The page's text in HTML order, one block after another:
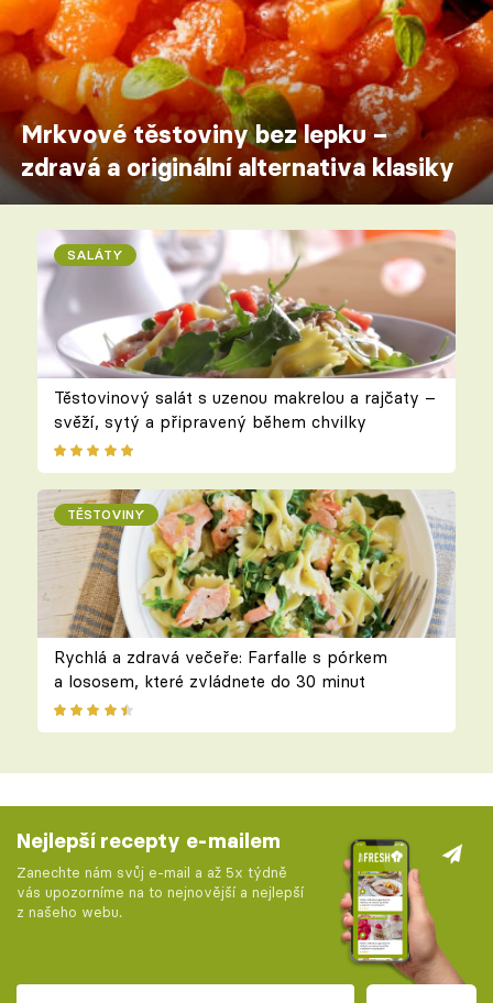
Mrkvové těstoviny bez lepku –
zdravá a originální alternativa klasiky
SALÁTY
Těstovinový salát s uzenou makrelou a rajčaty –
svěží, sytý a připravený během chvilky
TĚSTOVINY
Rychlá a zdravá večeře: Farfalle s pórkem
a lososem, které zvládnete do 30 minut
Nejlepší recepty e-mailem
Zanechte nám svůj e-mail a až 5x týdně
vás upozorníme na to nejnovější a nejlepší
z našeho webu.